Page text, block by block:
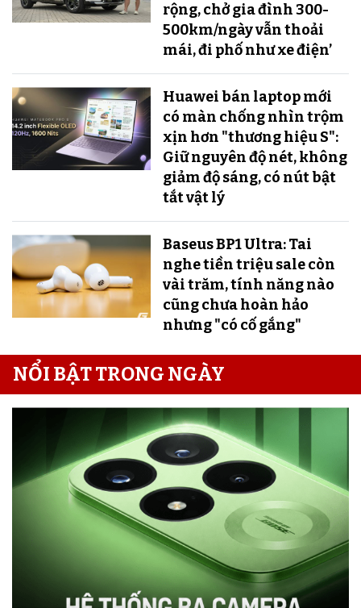
rộng, chở gia đình 300-
500km/ngày vẫn thoải
mái, đi phố như xe điện’
Huawei bán laptop mới
có màn chống nhìn trộm
xịn hơn "thương hiệu S":
Giữ nguyên độ nét, không
giảm độ sáng, có nút bật
tắt vật lý
Baseus BP1 Ultra: Tai
nghe tiền triệu sale còn
vài trăm, tính năng nào
cũng chưa hoàn hảo
nhưng "có cố gắng"
NỔI BẬT TRONG NGÀY